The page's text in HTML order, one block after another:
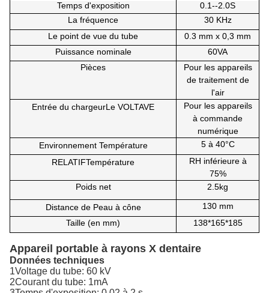
Temps d'exposition
0.1--2.0S
La fréquence
30 KHz
Le point de vue du tube
0.3 mm x 0,3 mm
Puissance nominale
60VA
Pièces
Pour les appareils
de traitement de
l'air
Entrée du chargeurLe VOLTAVE
Pour les appareils
à commande
numérique
Environnement Température 5 à 40°C
RELATIFTempérature
RH inférieure à
75%
Poids net
2.5kg
Distance de Peau à cône
130 mm
Taille (en mm)
138*165*185
Appareil portable à rayons X dentaire
Données techniques
1Voltage du tube: 60 kV
2Courant du tube: 1mA